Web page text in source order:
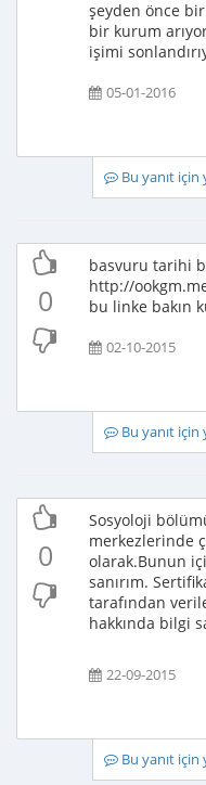
şeyden önce
bir kurum
işimi
05-01-2016
Bu yanıt
0
basvuru tarihi
http://
bu linke bakın
02-10-2015
Bu yanıt
0
Sosyoloji
merkezlerinde
olarak.Bunun
sanırım.
tarafından
hakkında bilgi
22-09-2015
Bu yanıt